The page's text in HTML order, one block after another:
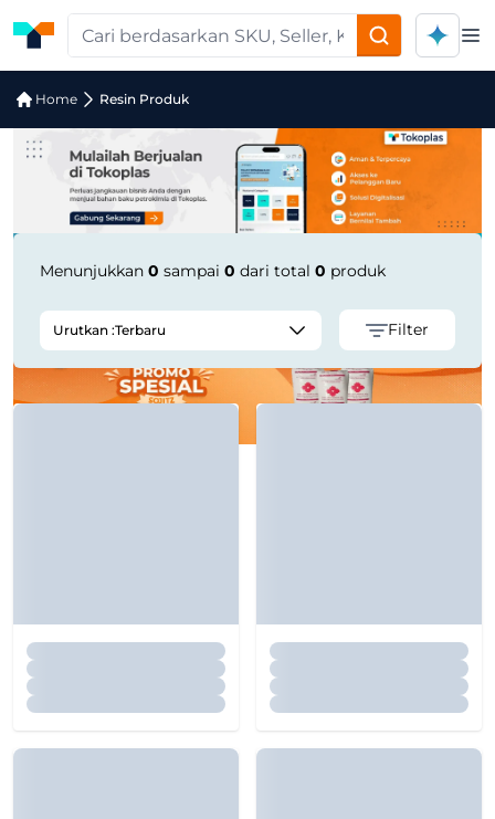
Home Resin Produk
Pencarian Produk "InnoPlus
Menunjukkan 0 sampai 0 dari total 0 produk
Urutkan :Terbaru Filter